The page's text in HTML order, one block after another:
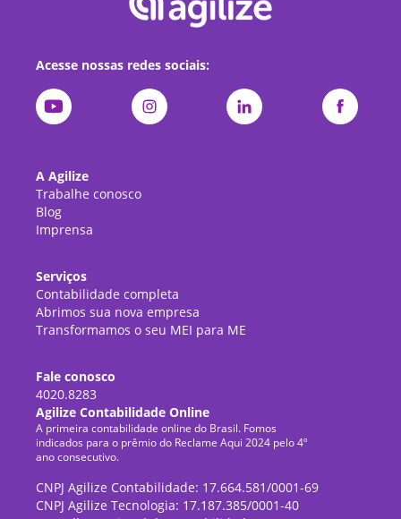
Acesse nossas redes sociais:
A Agilize
Trabalhe conosco
Blog
Imprensa
Serviços
Contabilidade completa
Abrimos sua nova empresa
Transformamos o seu MEI para ME
Fale conosco
4020.8283
Agilize Contabilidade Online
A primeira contabilidade online do Brasil. Fomos
indicados para o prêmio do Reclame Aqui 2024 pelo 4º
ano consecutivo.
CNPJ Agilize Contabilidade: 17.664.581/0001-69
CNPJ Agilize Tecnologia: 17.187.385/0001-40